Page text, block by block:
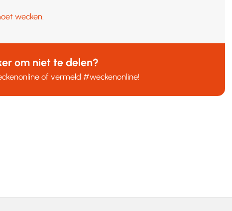
wecken.
om niet te delen?
of vermeld#weckenonline!